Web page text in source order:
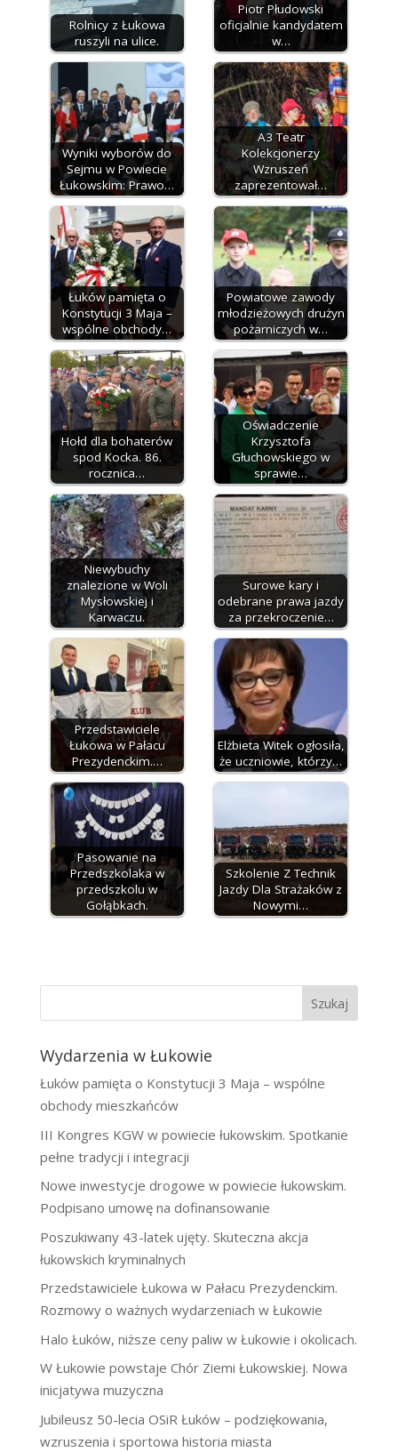
Rolnicy z Łukowa
ruszyli na ulice.
Piotr Płudowski
oficjalnie kandydatem
w…
Wyniki wyborów do
Sejmu w Powiecie
Łukowskim: Prawo…
A3 Teatr
Kolekcjonerzy
Wzruszeń
zaprezentował…
Łuków pamięta o
Konstytucji 3 Maja –
wspólne obchody…
Powiatowe zawody
młodzieżowych drużyn
pożarniczych w…
Hołd dla bohaterów
spod Kocka. 86.
rocznica…
Oświadczenie
Krzysztofa
Głuchowskiego w
sprawie…
Niewybuchy
znalezione w Woli
Mysłowskiej i
Karwaczu.
Surowe kary i
odebrane prawa jazdy
za przekroczenie…
Przedstawiciele
Łukowa w Pałacu
Prezydenckim.…
Elżbieta Witek ogłosiła,
że uczniowie, którzy…
Pasowanie na
Przedszkolaka w
przedszkolu w
Gołąbkach.
Szkolenie Z Technik
Jazdy Dla Strażaków z
Nowymi…
Szukaj
Wydarzenia w Łukowie
Łuków pamięta o Konstytucji 3 Maja – wspólne
obchody mieszkańców
III Kongres KGW w powiecie łukowskim. Spotkanie
pełne tradycji i integracji
Nowe inwestycje drogowe w powiecie łukowskim.
Podpisano umowę na dofinansowanie
Poszukiwany 43-latek ujęty. Skuteczna akcja
łukowskich kryminalnych
Przedstawiciele Łukowa w Pałacu Prezydenckim.
Rozmowy o ważnych wydarzeniach w Łukowie
Halo Łuków, niższe ceny paliw w Łukowie i okolicach.
W Łukowie powstaje Chór Ziemi Łukowskiej. Nowa
inicjatywa muzyczna
Jubileusz 50-lecia OSiR Łuków – podziękowania,
wzruszenia i sportowa historia miasta